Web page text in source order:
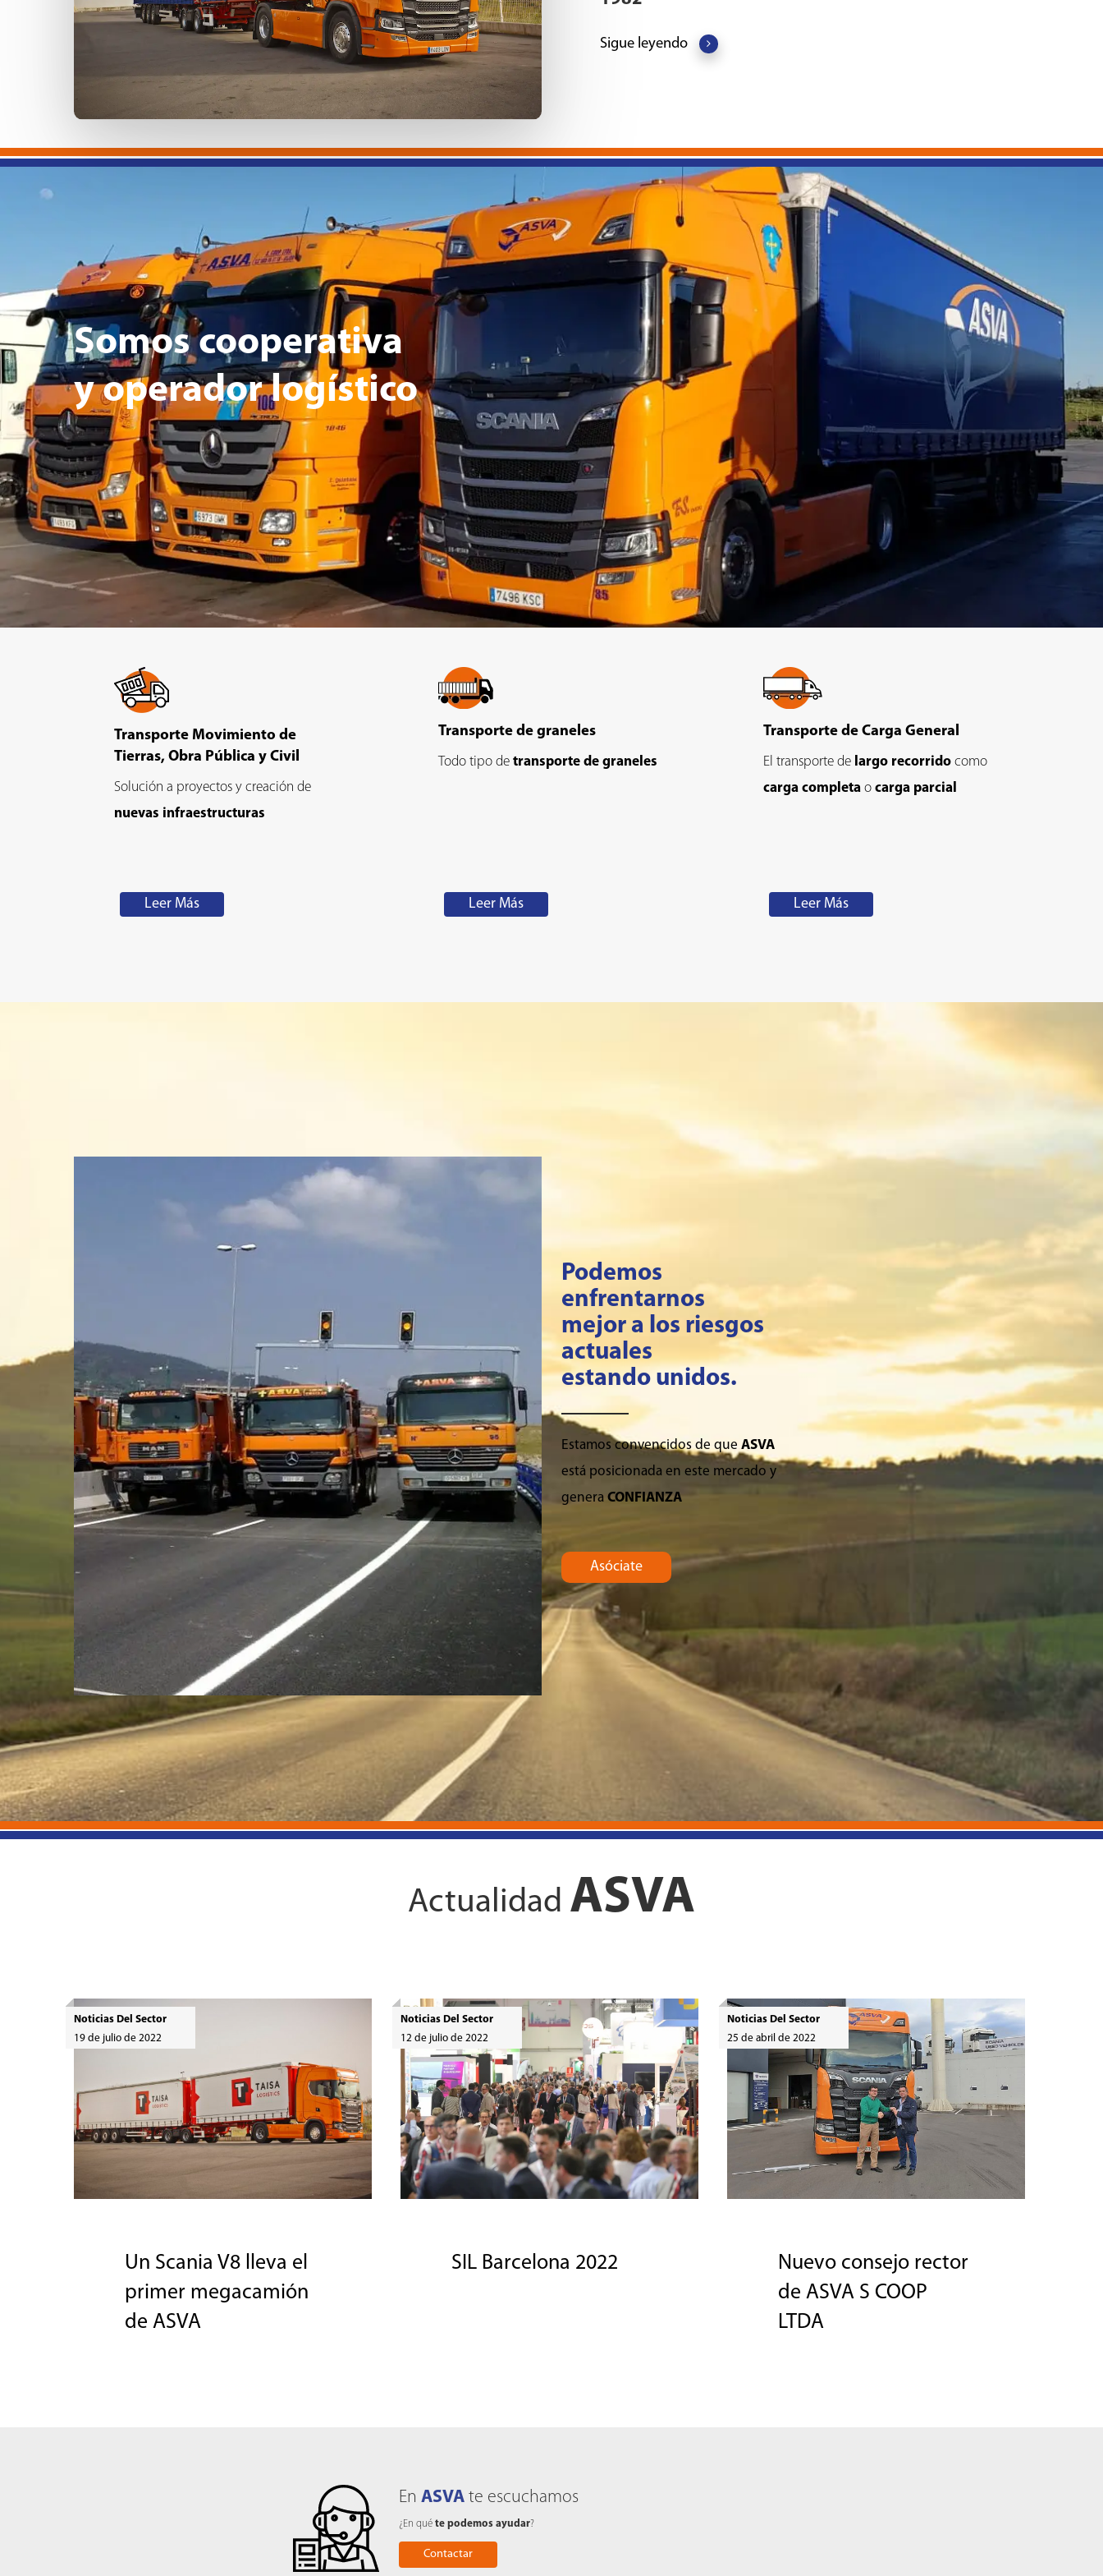
Sigue leyendo
Somos cooperativa
y operador logístico
Transporte Movimiento de
Tierras, Obra Pública y Civil
Solución a proyectos y creación de
nuevas infraestructuras
Leer Más
Transporte de graneles
Todo tipo detransporte de graneles
Leer Más
Transporte de Carga General
El transporte de largo recorrido como
carga completa ocarga parcial
Leer Más
Podemos
enfrentarnos
mejor a los riesgos
actuales
estando unidos.
Estamos convencidos de que ASVA
está posicionada en este mercado y
genera CONFIANZA
Asóciate
Actualidad ASVA
Noticias Del Sector
19 de julio de 2022
Un Scania V8 lleva el
primer megacamión
de ASVA
Noticias Del Sector
12 de julio de 2022
SIL Barcelona 2022
Noticias Del Sector
25 de abril de 2022
Nuevo consejo rector
de ASVA S COOP
LTDA
EnASVA te escuchamos
¿En qué te podemos ayudar?
Contactar